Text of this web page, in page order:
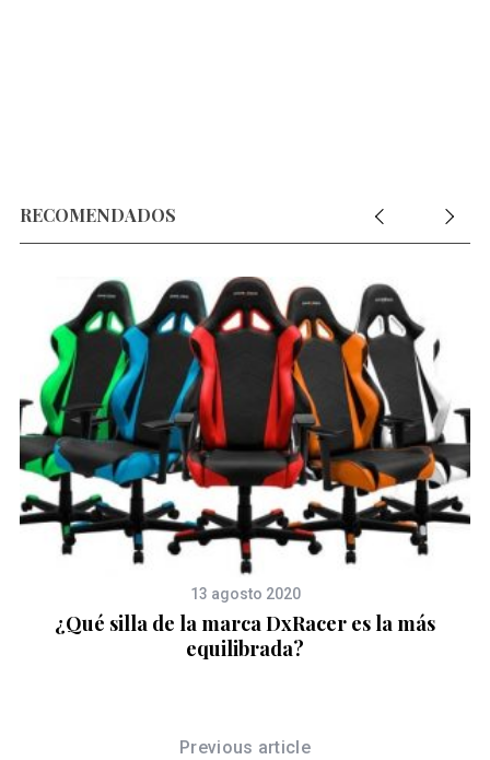
RECOMENDADOS
13 agosto 2020
¿Qué silla de la marca DxRacer es la más
equilibrada?
Previous article